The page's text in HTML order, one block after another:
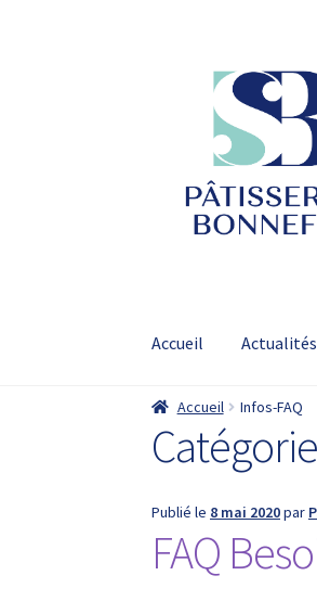
navigation
Accueil Actualités
Accueil Infos-FAQ
Publié le 8 mai 2020par
FAQ